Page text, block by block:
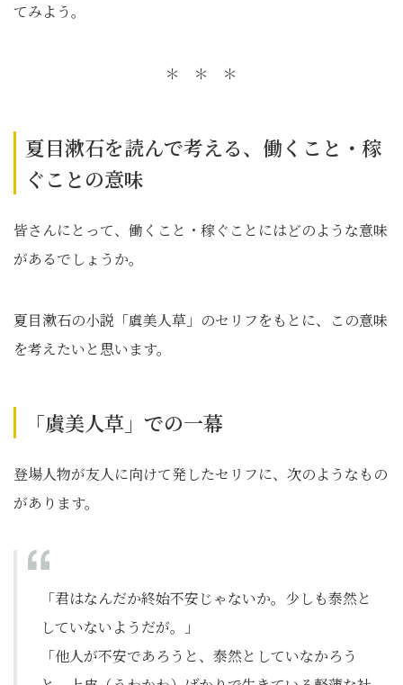
てみよう。
＊ ＊ ＊
夏目漱石を読んで考える、働くこと・稼
ぐことの意味
皆さんにとって、働くこと・稼ぐことにはどのような意味
があるでしょうか。
夏目漱石の小説「虞美人草」のセリフをもとに、この意味
を考えたいと思います。
「虞美人草」での一幕
登場人物が友人に向けて発したセリフに、次のようなもの
があります。
「君はなんだか終始不安じゃないか。少しも泰然と
していないようだが。」
「他人が不安であろうと、泰然としていなかろう